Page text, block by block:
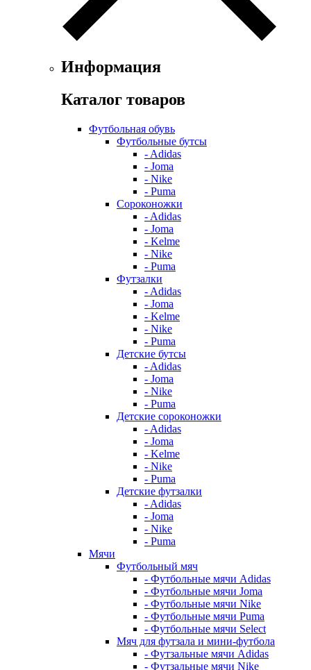
Информация
Каталог товаров
Футбольная обувь
Футбольные бутсы
- Adidas
- Joma
- Nike
- Puma
Сороконожки
- Adidas
- Joma
- Kelme
- Nike
- Puma
Футзалки
- Adidas
- Joma
- Kelme
- Nike
- Puma
Детские бутсы
- Adidas
- Joma
- Nike
- Puma
Детские сороконожки
- Adidas
- Joma
- Kelme
- Nike
- Puma
Детские футзалки
- Adidas
- Joma
- Nike
- Puma
Мячи
Футбольный мяч
- Футбольные мячи Adidas
- Футбольные мячи Joma
- Футбольные мячи Nike
- Футбольные мячи Puma
- Футбольные мячи Select
Мяч для футзала и мини-футбола
- Футзальные мячи Adidas
- Футзальные мячи Nike